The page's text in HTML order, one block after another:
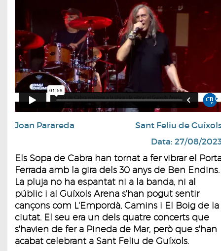
Joan Parareda
Sant Feliu de
Data: 27/08/
Els Sopa de Cabra han tornat a fer vibrar el
Ferrada amb la gira dels 30 anys de Ben Endins.
La pluja no ha espantat ni a la banda, ni al
públic i al Guíxols Arena s'han pogut sentir
cançons com L'Empordà, Camins i El Boig de la
ciutat. El seu era un dels quatre concerts que
s'havien de fer a Pineda de Mar, però que s'han
acabat celebrant a Sant Feliu de Guíxols.